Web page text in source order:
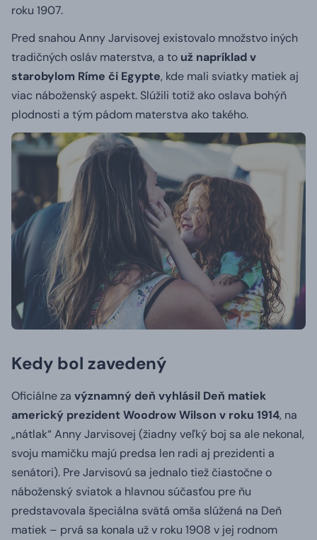
roku 1907.
Pred snahou Anny Jarvisovej existovalo množstvo iných
tradičných osláv materstva, a to už napríklad v
starobylom Ríme či Egypte, kde mali sviatky matiek aj
viac náboženský aspekt. Slúžili totiž ako oslava bohýň
plodnosti a tým pádom materstva ako takého.
Kedy bol zavedený
Oficiálne za významný deň vyhlásil Deň matiek
americký prezident Woodrow Wilson v roku 1914, na
„nátlak“ Anny Jarvisovej (žiadny veľký boj sa ale nekonal,
svoju mamičku majú predsa len radi aj prezidenti a
senátori). Pre Jarvisovú sa jednalo tiež čiastočne o
náboženský sviatok a hlavnou súčasťou pre ňu
predstavovala špeciálna svätá omša slúžená na Deň
matiek – prvá sa konala už v roku 1908 v jej rodnom